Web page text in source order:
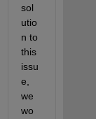
sol
utio
n to
this
issu
e,
we
wo